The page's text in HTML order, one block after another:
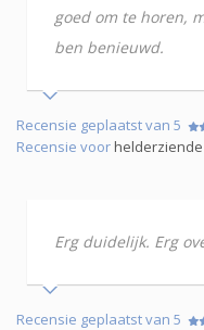
goed om te horen,
ben benieuwd.
Recensie geplaatst van 5
Recensie voor
Erg duidelijk. Erg
Recensie geplaatst van 5